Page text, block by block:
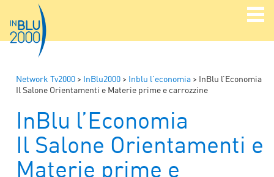
Network Tv2000 > InBlu2000 > Inblu l'economia > InBlu l’Economia
Il Salone Orientamenti e Materie prime e carrozzine
InBlu l’Economia
Il Salone Orientamenti e
Materie prime e